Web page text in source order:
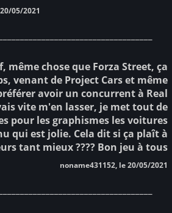
05/2021
même chose que Forza Street, ça
venant de Project Cars et même
avoir un concurrent à Real
vite m'en lasser, je met tout de
pour les graphismes les voitures
qui est jolie. Cela dit si ça plaît à
tant mieux ???? Bon jeu à tous
noname431152, le 20/05/2021